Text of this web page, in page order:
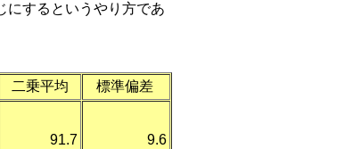
にするというやり方であ
二乗平均
標準偏差
91.7 9.6